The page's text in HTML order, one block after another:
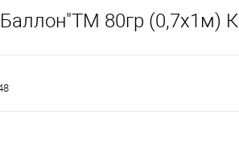
80гр (0,7х1м)